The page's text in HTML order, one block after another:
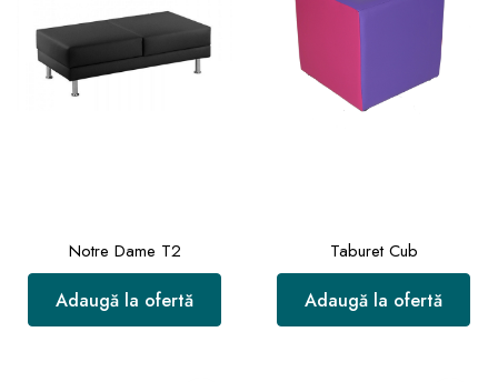
Notre Dame T2
Adaugă la ofertă
Taburet Cub
Adaugă la ofertă